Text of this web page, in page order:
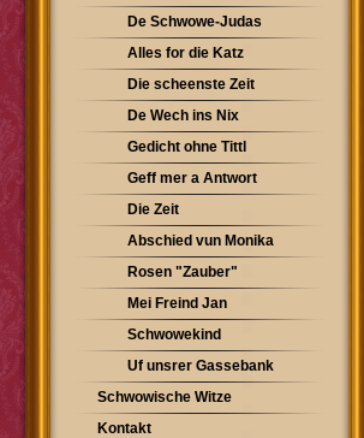
De Schwowe-Judas
Alles for die Katz
Die scheenste Zeit
De Wech ins Nix
Gedicht ohne Tittl
Geff mer a Antwort
Die Zeit
Abschied vun Monika
Rosen "Zauber"
Mei Freind Jan
Schwowekind
Uf unsrer Gassebank
Schwowische Witze
Kontakt